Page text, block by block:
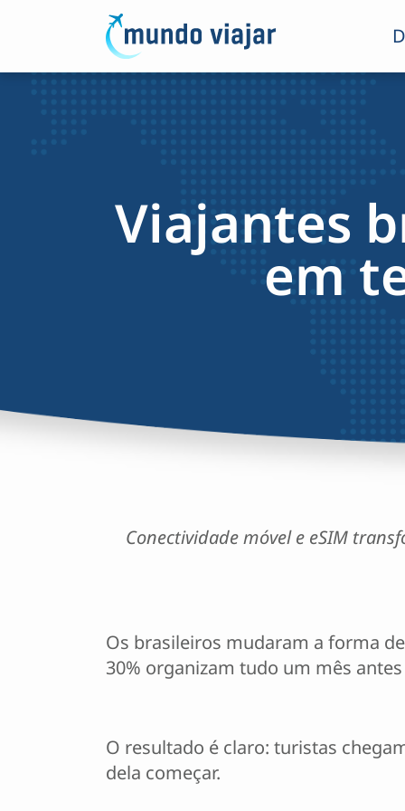
Viajantes
em
Conectividade móvel e eSIM
Os brasileiros mudaram a forma
30% organizam tudo um mês
O resultado é claro: turistas
dela começar.